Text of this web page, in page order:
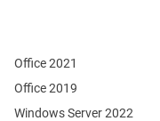
Office 2021
Office 2019
Windows Server 2022